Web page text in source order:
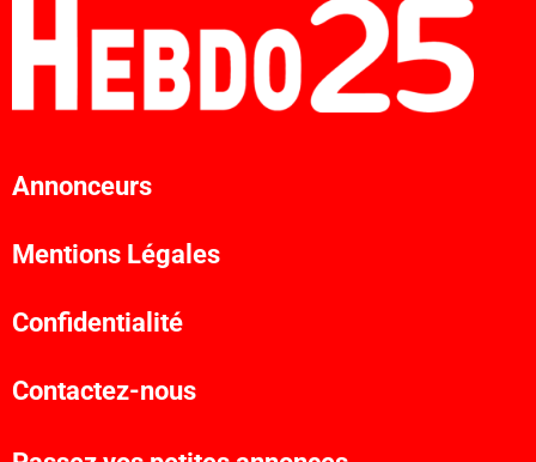
Annonceurs
Mentions Légales
Confidentialité
Contactez-nous